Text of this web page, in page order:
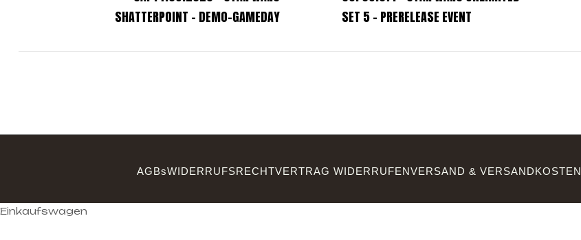
SHATTERPOINT – DEMO-GAMEDAY
SET 5 – PRERELEASE EVENT
AGBsWIDERRUFSRECHTVERTRAG WIDERRUFENVERSAND & VERSANDKOSTEN
Einkaufswagen